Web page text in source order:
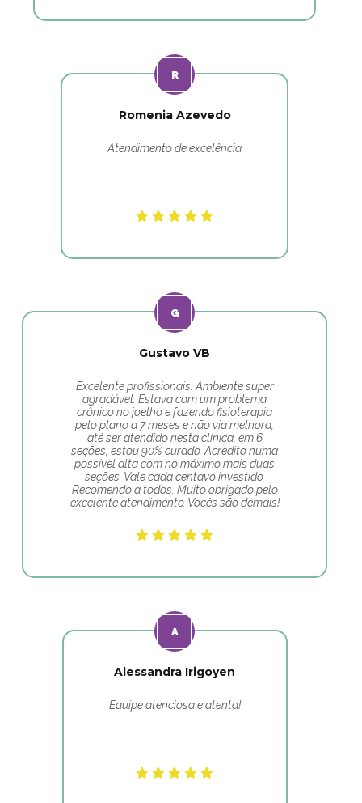
Romenia Azevedo
Atendimento de excelência
Gustavo VB
Excelente profissionais. Ambiente super
agradável. Estava com um problema
crônico no joelho e fazendo fisioterapia
pelo plano a 7 meses e não via melhora,
até ser atendido nesta clínica, em 6
seções, estou 90% curado. Acredito numa
possível alta com no máximo mais duas
seções. Vale cada centavo investido.
Recomendo a todos. Muito obrigado pelo
excelente atendimento. Vocês são demais!
Alessandra Irigoyen
Equipe atenciosa e atenta!